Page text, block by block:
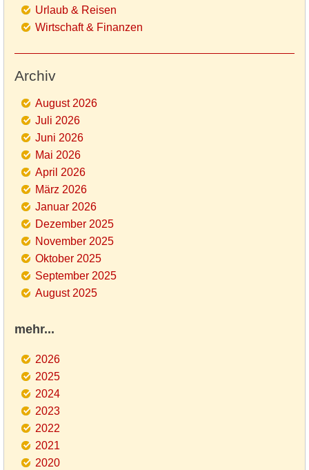
Urlaub & Reisen
Wirtschaft & Finanzen
Archiv
August 2026
Juli 2026
Juni 2026
Mai 2026
April 2026
März 2026
Januar 2026
Dezember 2025
November 2025
Oktober 2025
September 2025
August 2025
mehr...
2026
2025
2024
2023
2022
2021
2020